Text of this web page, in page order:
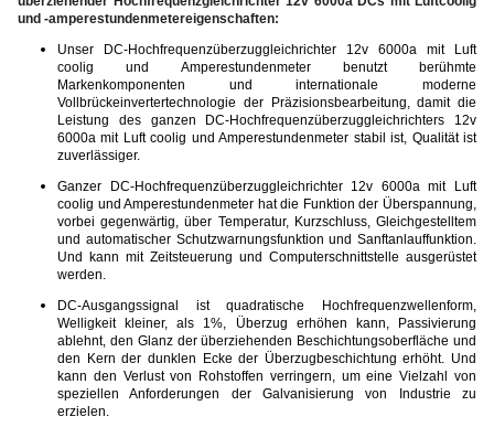
und -amperestundenmetereigenschaften:
Unser DC-Hochfrequenzüberzuggleichrichter 12v 6000a mit Luft
coolig und Amperestundenmeter benutzt berühmte
Markenkomponenten und internationale moderne
Vollbrückeinvertertechnologie der Präzisionsbearbeitung, damit die
Leistung des ganzen DC-Hochfrequenzüberzuggleichrichters 12v
6000a mit Luft coolig und Amperestundenmeter stabil ist, Qualität ist
zuverlässiger.
Ganzer DC-Hochfrequenzüberzuggleichrichter 12v 6000a mit Luft
coolig und Amperestundenmeter hat die Funktion der Überspannung,
vorbei gegenwärtig, über Temperatur, Kurzschluss, Gleichgestelltem
und automatischer Schutzwarnungsfunktion und Sanftanlauffunktion.
Und kann mit Zeitsteuerung und Computerschnittstelle ausgerüstet
werden.
DC-Ausgangssignal ist quadratische Hochfrequenzwellenform,
Welligkeit kleiner, als 1%, Überzug erhöhen kann, Passivierung
ablehnt, den Glanz der überziehenden Beschichtungsoberfläche und
den Kern der dunklen Ecke der Überzugbeschichtung erhöht. Und
kann den Verlust von Rohstoffen verringern, um eine Vielzahl von
speziellen Anforderungen der Galvanisierung von Industrie zu
erzielen.